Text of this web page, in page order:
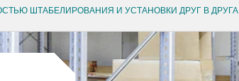
ШТАБЕЛИРОВАНИЯ И УСТАНОВКИ ДРУГ В ДРУГА